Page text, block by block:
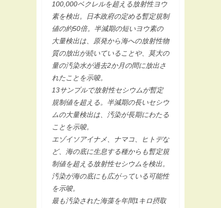
100,000ベクレルを超える放射性ヨウ
素を検出。日本政府の定める暫定規制
値の約50倍。半減期の短いヨウ素の
大量検出は、原発から海への放射性物
質の放出が続いていることや、莫大の
量の汚染水が過去2か月の間に放出さ
れたことを示唆。
13サンプルで放射性セシウムが暫定
規制値を超える。半減期の長いセシウ
ムの大量検出は、汚染が長期にわたる
ことを示唆。
エゾイソアイナメ、ナマコ、ヒトデな
ど、海の底に生息する種からも暫定規
制値を超える放射性セシウムを検出。
汚染が海の底にも広がっている可能性
を示唆。
最も汚染された海藻を年間1キロ摂取